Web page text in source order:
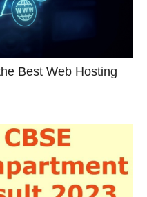
Best Web Hosting